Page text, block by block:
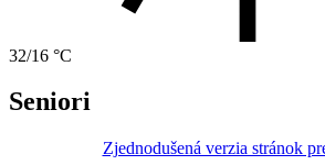
32/16 °C
Seniori
Zjednodušená verzia stránok